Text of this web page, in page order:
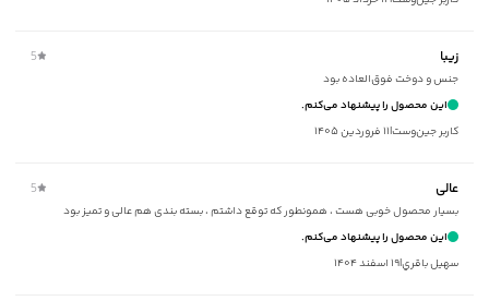
ماکزیمم دمای شستشو
ماکزیمم دمای اتوکشی
110 درجه سانتی‌گراد
ویژگی محصول یقه کشباف
برند
مناسب برای:آقايان
زیر گروه:تی شرت
شیوه‌برش
زیبا 5
جنس و دوخت فوق‌العاده بود
این محصول را پیشنهاد می‌کنم.
کاربر جین‌وست|۱۱ فروردین ۱۴۰۵
عالی 5
بسیار محصول خوبی هست ، همونطور که توقع داشتم ، بسته بندی هم عالی و تمیز بود
این محصول را پیشنهاد می‌کنم.
سهيل باقري|۱۹ اسفند ۱۴۰۴